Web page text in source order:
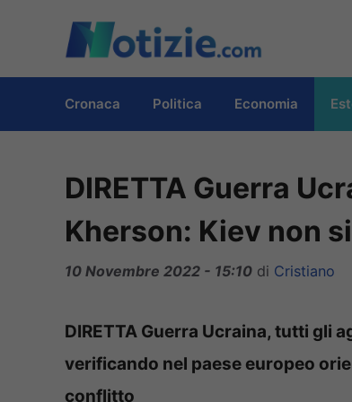
contenuto
Cronaca Politica Economia
DIRETTA Guerra
Kherson: Kiev non
10 Novembre 2022 - 15:10 di Cristiano
DIRETTA Guerra Ucraina, tutti gli
verificando nel paese europeo
conflitto